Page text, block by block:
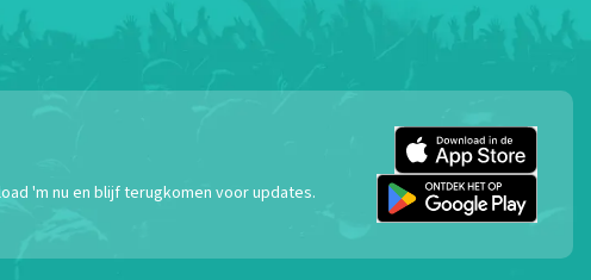
'm nu en blijf terugkomen voor updates.